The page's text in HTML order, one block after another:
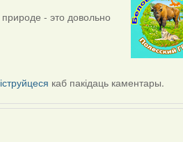
- это довольно
каб пакідаць каментары.